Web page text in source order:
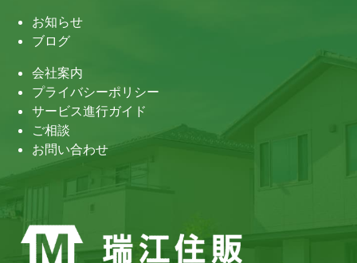
お知らせ
ブログ
会社案内
プライバシーポリシー
サービス進行ガイド
ご相談
お問い合わせ